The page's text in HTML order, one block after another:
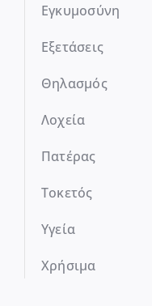
Εγκυμοσύνη
Εξετάσεις
Θηλασμός
Λοχεία
Πατέρας
Τοκετός
Υγεία
Χρήσιμα